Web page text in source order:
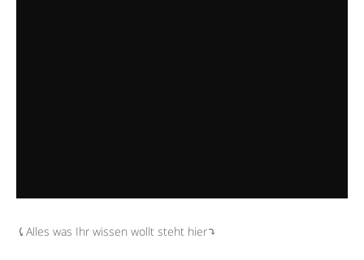
⤹Alles was Ihr wissen wollt steht hier⤵︎